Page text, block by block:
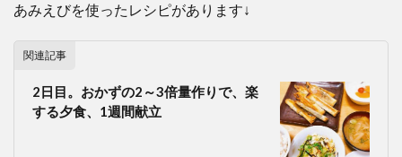
あみえびを使ったレシピがあります↓
関連記事
2日目。おかずの2～3倍量作りで、楽
する夕食、1週間献立